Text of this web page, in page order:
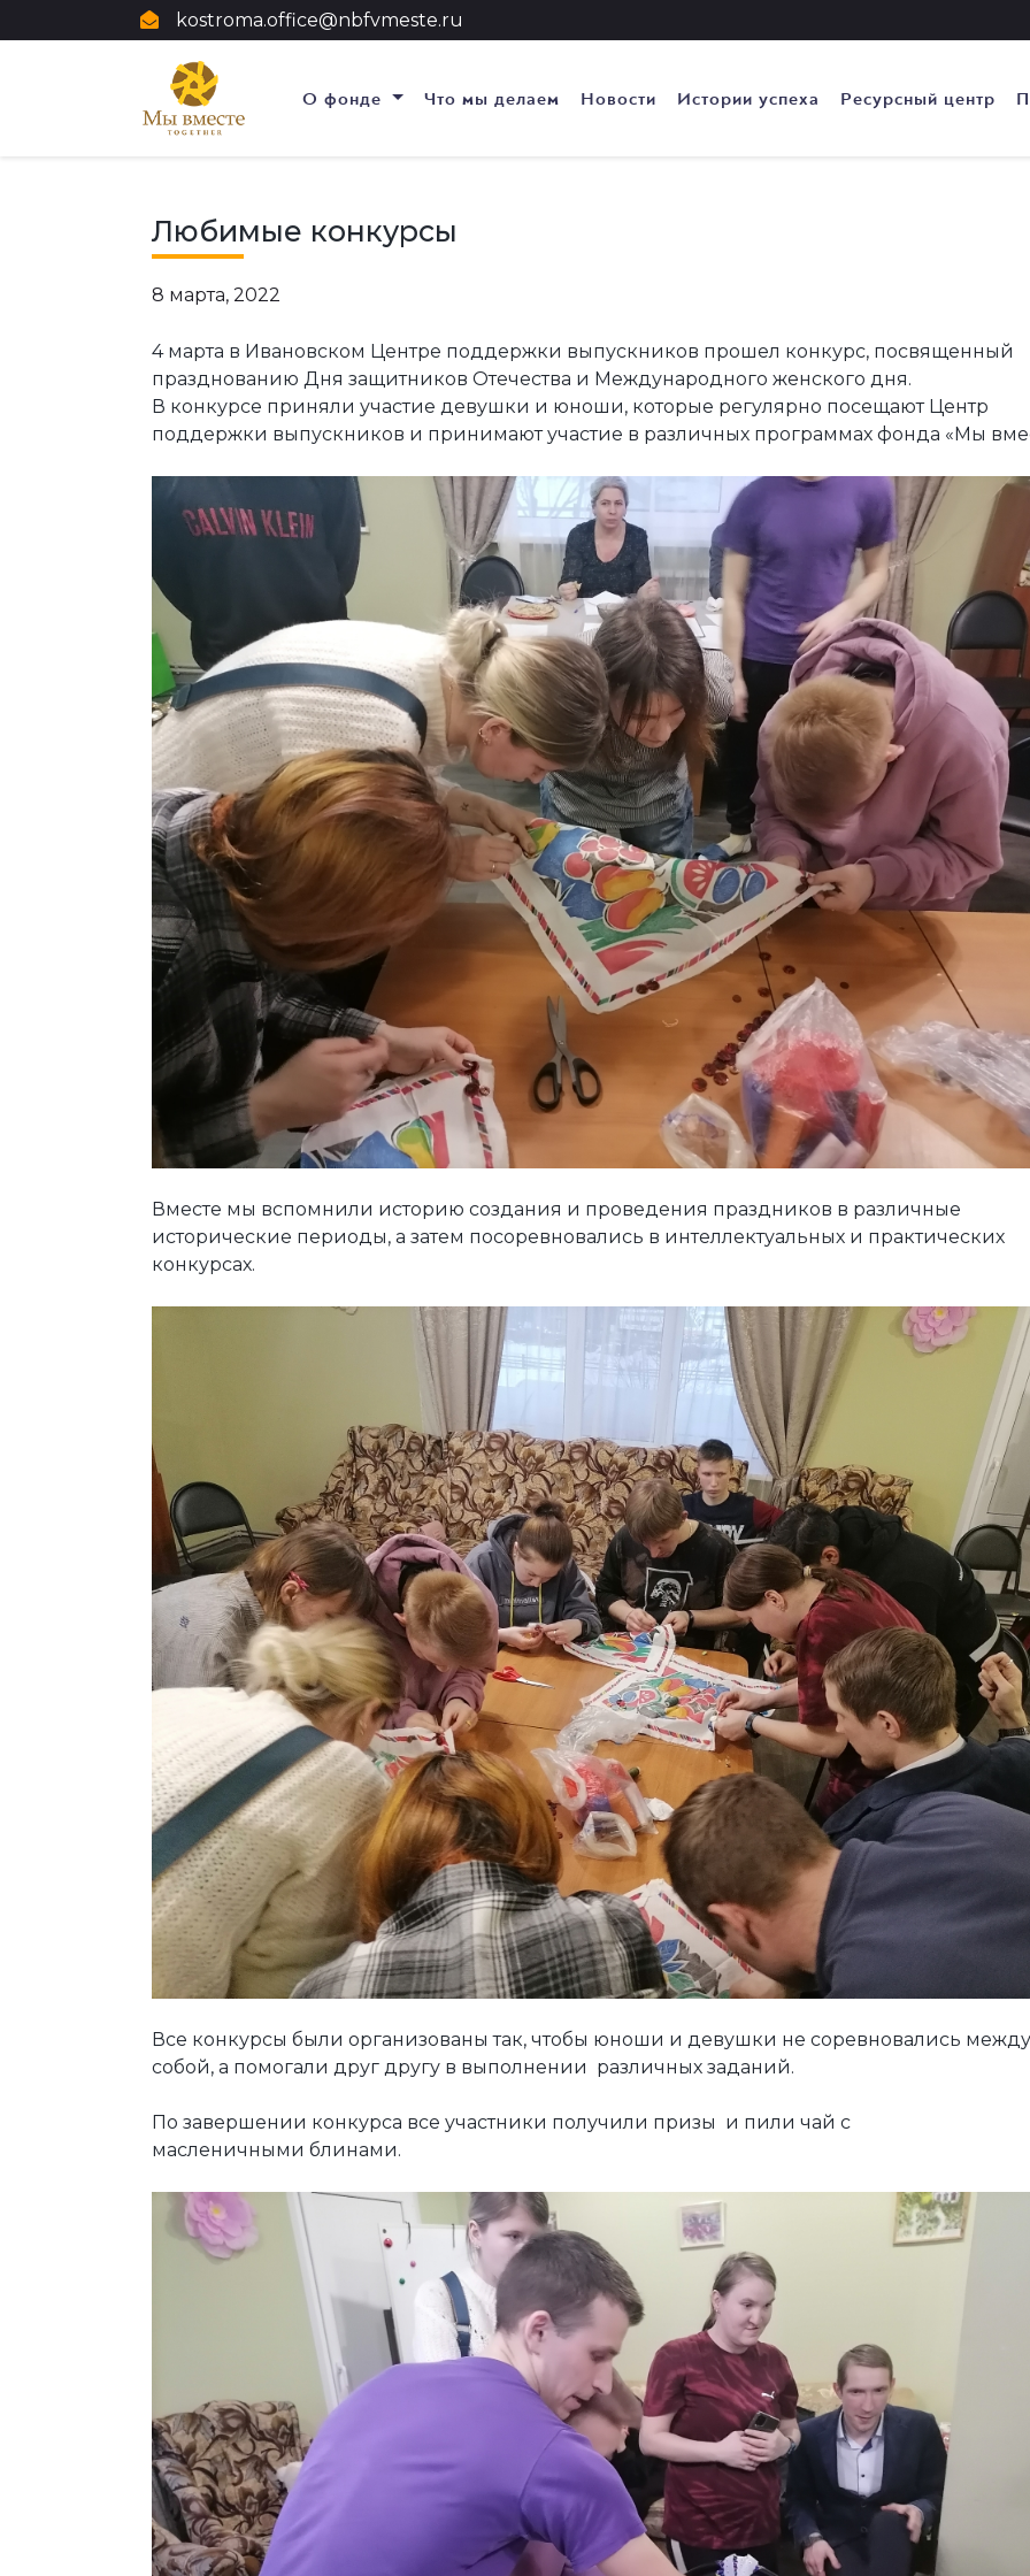
kostroma.office@nbfvmeste.ru
О фонде Что мы делаем Новости Истории успеха Ресурсный центр
Любимые конкурсы
8 марта, 2022
4 марта в Ивановском Центре поддержки выпускников прошел конкурс, посвященный
празднованию Дня защитников Отечества и Международного женского дня.
В конкурсе приняли участие девушки и юноши, которые регулярно посещают Центр
поддержки выпускников и принимают участие в различных программах фонда «Мы
Вместе мы вспомнили историю создания и проведения праздников в различные
исторические периоды, а затем посоревновались в интеллектуальных и практических
конкурсах.
Все конкурсы были организованы так, чтобы юноши и девушки не соревновались между
собой, а помогали друг другу в выполнении различных заданий.
По завершении конкурса все участники получили призы и пили чай с
масленичными блинами.